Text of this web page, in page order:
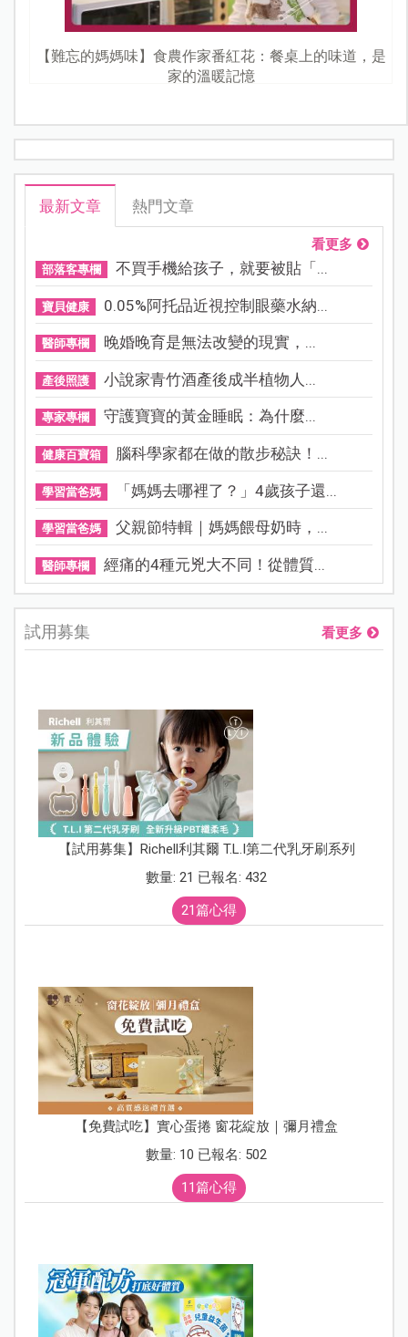
【難忘的媽媽味】食農作家番紅花：餐桌上的味道，是
家的溫暖記憶
最新文章 熱門文章
看更多
部落客專欄 不買手機給孩子，就要被貼「...
寶貝健康 0.05%阿托品近視控制眼藥水納...
醫師專欄 晚婚晚育是無法改變的現實，...
產後照護 小說家青竹酒產後成半植物人...
專家專欄 守護寶寶的黃金睡眠：為什麼...
健康百寶箱 腦科學家都在做的散步秘訣！...
學習當爸媽 「媽媽去哪裡了？」4歲孩子還...
學習當爸媽 父親節特輯｜媽媽餵母奶時，...
醫師專欄 經痛的4種元兇大不同！從體質...
試用募集 看更多
【試用募集】Richell利其爾 T.L.I第二代乳牙刷系列
數量: 21 已報名: 432
21篇心得
【免費試吃】實心蛋捲 窗花綻放｜彌月禮盒
數量: 10 已報名: 502
11篇心得